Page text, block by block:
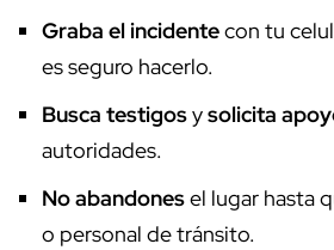
Graba el incidentecon tu
es seguro hacerlo.
Busca testigosysolicita
autoridades.
No abandonesel lugar hasta
o personal de tránsito.